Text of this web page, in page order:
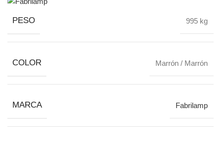
PESO 995 kg
COLOR Marrón / Marrón
MARCA Fabrilamp